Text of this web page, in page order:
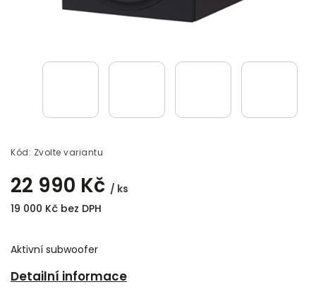
Kód: Zvolte variantu
22 990 Kč / ks
19 000 Kč bez DPH
Aktivní subwoofer
Detailní informace